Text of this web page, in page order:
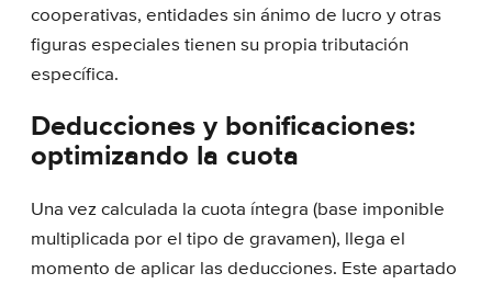
cooperativas, entidades sin ánimo de lucro y otras
figuras especiales tienen su propia tributación
específica.
Deducciones y bonificaciones:
optimizando la cuota
Una vez calculada la cuota íntegra (base imponible
multiplicada por el tipo de gravamen), llega el
momento de aplicar las deducciones. Este apartado